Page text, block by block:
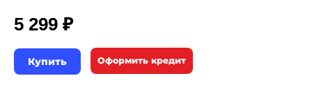
5 299 ₽
Купить Оформить кредит